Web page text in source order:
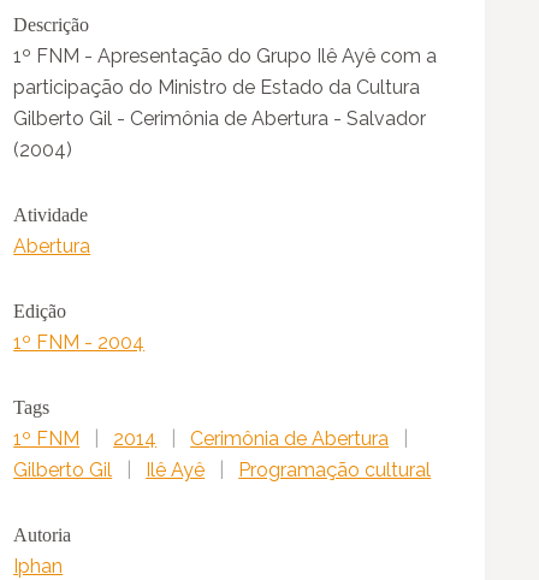
Descrição
1º FNM - Apresentação do Grupo Ilê Ayê com a
participação do Ministro de Estado da Cultura
Gilberto Gil - Cerimônia de Abertura - Salvador
(2004)
Atividade
Abertura
Edição
1º FNM - 2004
Tags
1º FNM 2014 Cerimônia de Abertura
Gilberto Gil
Ilê Ayê Programação cultural
Autoria
Iphan